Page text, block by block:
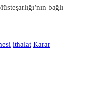
bağlı
ithalat Karar